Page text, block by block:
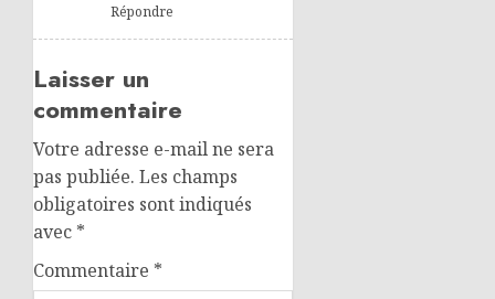
Répondre
Laisser un
commentaire
Votre adresse e-mail ne sera
pas publiée. Les champs
obligatoires sont indiqués
avec *
Commentaire *